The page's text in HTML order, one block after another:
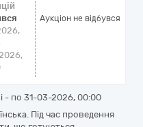
Аукціон не відбувся
- по 31-03-2026, 00:00
Під час проведення